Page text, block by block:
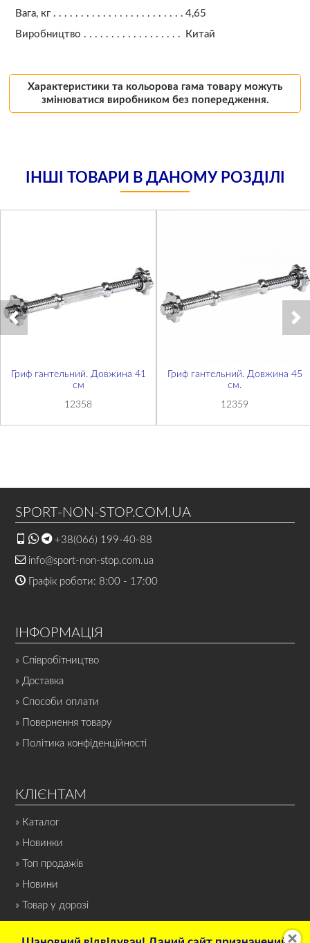
Вага, кг
4,65
Виробництво
Китай
Характеристики та кольорова гама товару можуть
змінюватися виробником без попередження.
ІНШІ ТОВАРИ В ДАНОМУ РОЗДІЛІ
Гриф гантельний. Довжина 41
см
12358
Гриф гантельний. Довжина 45
см.
12359
SPORT-NON-STOP.COM.UA
+38(066) 199-40-88
info@sport-non-stop.com.ua
Графік роботи: 8:00 - 17:00
ІНФОРМАЦІЯ
» Співробітництво
» Доставка
» Способи оплати
» Повернення товару
» Політика конфіденційності
КЛІЄНТАМ
» Каталог
» Новинки
» Топ продажів
» Новини
» Товар у дорозі